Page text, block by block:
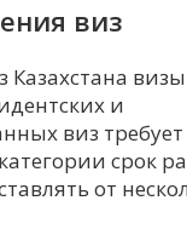
виз
Казахстана
и
виз
срок
от